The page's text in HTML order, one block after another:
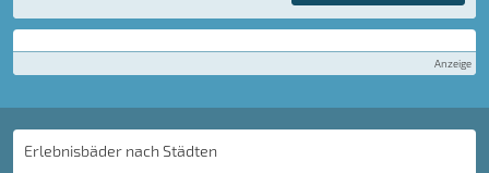
Anzeige
Erlebnisbäder nach Städten